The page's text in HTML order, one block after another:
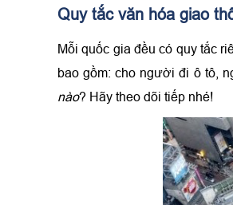
Quy tắc văn hóa giao
Mỗi quốc gia đều có quy tắc
bao gồm: cho người đi ô tô,
nào? Hãy theo dõi tiếp nhé!